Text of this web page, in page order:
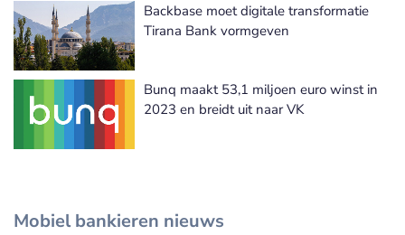
Backbase moet digitale transformatie
Tirana Bank vormgeven
Bunq maakt 53,1 miljoen euro winst in
2023 en breidt uit naar VK
Mobiel bankieren nieuws